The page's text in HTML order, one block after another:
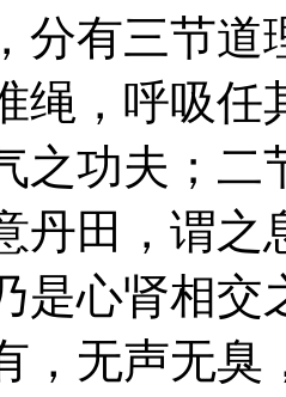
分有三节
绳，呼吸
之功夫；二
丹田，谓
是心肾相
，无声无臭